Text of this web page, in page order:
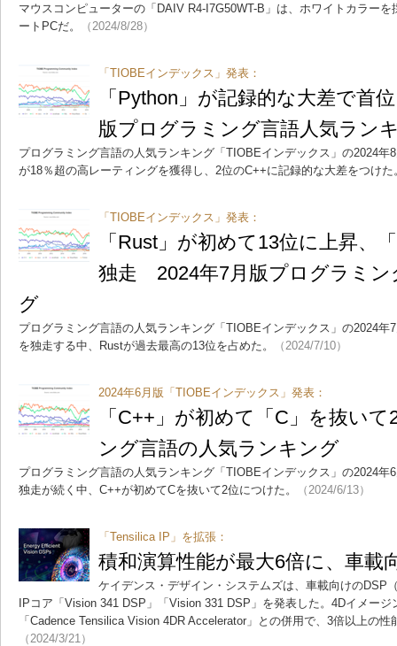
マウスコンピューターの「DAIV R4-I7G50WT-B」は、ホワイトカラー
ートPCだ。
（2024/8/28）
「TIOBEインデックス」発表：
「Python」が記録的な大差で首
版プログラミング言語人気ラン
プログラミング言語の人気ランキング「TIOBEインデックス」の2024年
が18％超の高レーティングを獲得し、2位のC++に記録的な大差をつけた
「TIOBEインデックス」発表：
「Rust」が初めて13位に上昇、
独走 2024年7月版プログラミン
グ
プログラミング言語の人気ランキング「TIOBEインデックス」の2024年
を独走する中、Rustが過去最高の13位を占めた。
（2024/7/10）
2024年6月版「TIOBEインデックス」発表：
「C++」が初めて「C」を抜い
ング言語の人気ランキング
プログラミング言語の人気ランキング「TIOBEインデックス」の2024年
独走が続く中、C++が初めてCを抜いて2位につけた。
（2024/6/13）
「Tensilica IP」を拡張：
積和演算性能が最大6倍に、車載
ケイデンス・デザイン・システムズは、車載向けのDSP
IPコア「Vision 341 DSP」「Vision 331 DSP」を発表した。4Dイメー
「Cadence Tensilica Vision 4DR Accelerator」との併用で、3倍以上の
（2024/3/21）